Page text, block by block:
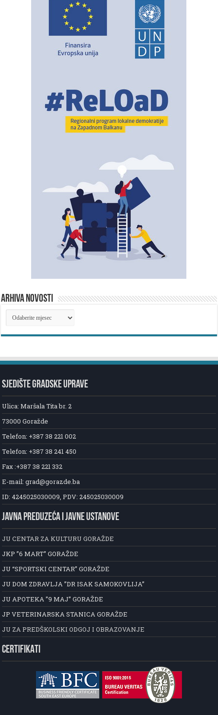
ARHIVA NOVOSTI
ARHIVA
NOVOSTI
SJEDIŠTE GRADSKE UPRAVE
Ulica: Maršala Tita br. 2
73000 Goražde
Telefon: +387 38 221 002
Telefon: +387 38 241 450
Fax :+387 38 221 332
E-mail: grad@gorazde.ba
ID: 4245025030009, PDV: 245025030009
JAVNA PREDUZEĆA I JAVNE USTANOVE
JU CENTAR ZA KULTURU GORAŽDE
JKP ”6 MART” GORAŽDE
JU “SPORTSKI CENTAR” GORAŽDE
JU DOM ZDRAVLJA ”DR ISAK SAMOKOVLIJA”
JU APOTEKA ”9 MAJ” GORAŽDE
JP VETERINARSKA STANICA GORAŽDE
JU ZA PREDŠKOLSKI ODGOJ I OBRAZOVANJE
CERTIFIKATI